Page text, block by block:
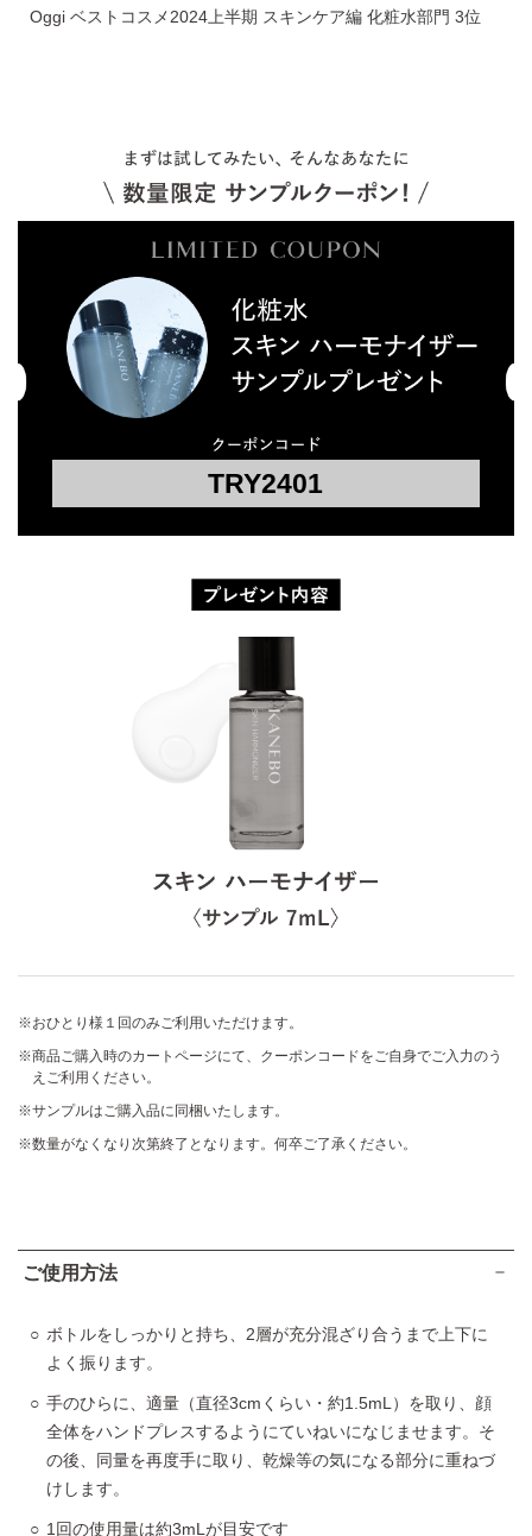
Oggi ベストコスメ2024上半期 スキンケア編 化粧水部門 3位
TRY2401
おひとり様１回のみご利用いただけます。
商品ご購入時のカートページにて、クーポンコードをご自身でご入力のう
えご利用ください。
サンプルはご購入品に同梱いたします。
数量がなくなり次第終了となります。何卒ご了承ください。
ご使用方法
ボトルをしっかりと持ち、2層が充分混ざり合うまで上下に
よく振ります。
手のひらに、適量（直径3cmくらい・約1.5mL）を取り、顔
全体をハンドプレスするようにていねいになじませます。そ
の後、同量を再度手に取り、乾燥等の気になる部分に重ねづ
けします。
1回の使用量は約3mLが目安です